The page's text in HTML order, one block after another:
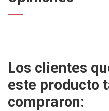
Los clientes
este producto
compraron: